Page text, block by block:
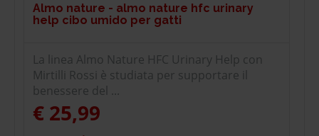
Almo nature - almo nature hfc urinary
help cibo umido per gatti
La linea Almo Nature HFC Urinary Help con
Mirtilli Rossi è studiata per supportare il
benessere del ...
€ 25,99